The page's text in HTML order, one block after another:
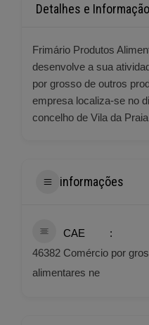
Detalhes e Informação
Frimário Produtos
desenvolve a sua
por grosso de outros
empresa localiza-se no
concelho de Vila da
informações
CAE
46382 Comércio por
alimentares ne